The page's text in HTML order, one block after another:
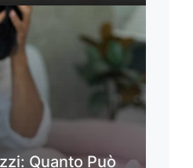
Quanto Può